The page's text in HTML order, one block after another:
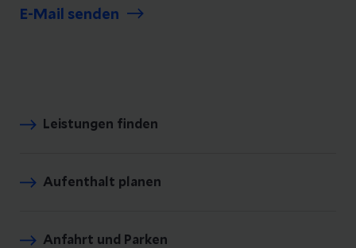
E-Mail senden
Leistungen finden
Aufenthalt planen
Anfahrt und Parken